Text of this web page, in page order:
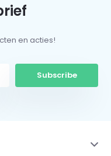
en acties!
Subscribe